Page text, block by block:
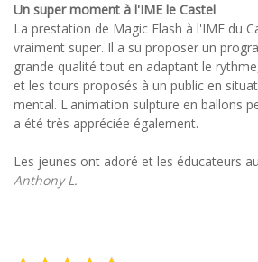
Un super moment à l'IME le Castel
La prestation de Magic Flash à l'IME du
vraiment super. Il a su proposer un
grande qualité tout en adaptant le
et les tours proposés à un public en
mental. L'animation sulpture en ballons
a été très appréciée également.
Les jeunes ont adoré et les éducateurs
Anthony L.